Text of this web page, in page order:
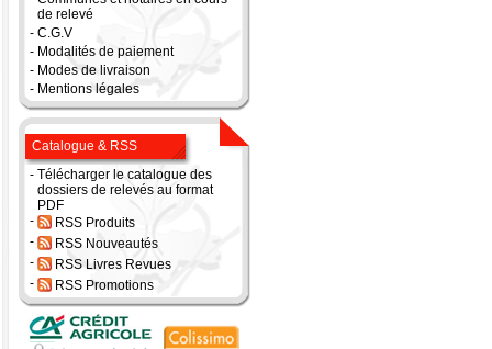
de relevé
- C.G.V
- Modalités de paiement
- Modes de livraison
- Mentions légales
Catalogue & RSS
- Télécharger le catalogue des
dossiers de relevés au format
PDF
-
RSS Produits
-
RSS Nouveautés
-
RSS Livres Revues
-
RSS Promotions